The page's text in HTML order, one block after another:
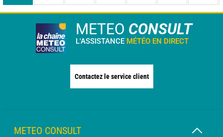
METEO CONSULT
L'ASSISTANCE MÉTÉO EN DIRECT
Contactez le service client
METEO CONSULT